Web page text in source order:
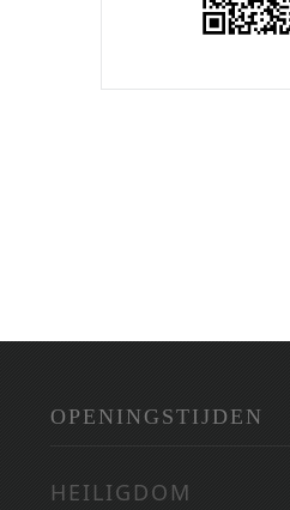
OPENINGSTIJDEN
HEILIGDOM